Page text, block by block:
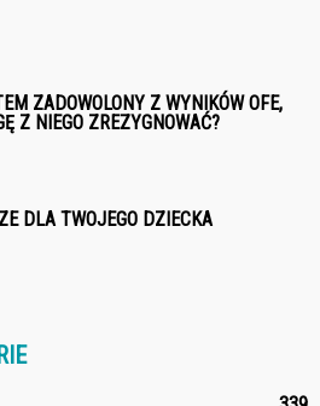
ZADOWOLONY Z WYNIKÓW OFE,
Z NIEGO ZREZYGNOWAĆ?
DLA TWOJEGO DZIECKA